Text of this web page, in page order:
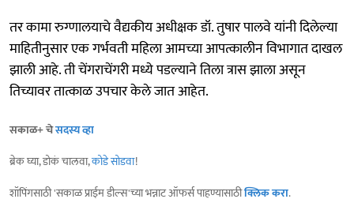
तर कामा रुग्णालयाचे वैद्यकीय अधीक्षक डॉ. तुषार पालवे यांनी दिलेल्या
माहितीनुसार एक गर्भवती महिला आमच्या आपत्कालीन विभागात दाखल
झाली आहे. ती चेंगराचेंगरी मध्ये पडल्याने तिला त्रास झाला असून
तिच्यावर तात्काळ उपचार केले जात आहेत.
सकाळ+ चेसदस्य व्हा
ब्रेक घ्या, डोकं चालवा,कोडे सोडवा!
शॉपिंगसाठी 'सकाळ प्राईम डील्स'च्या भन्नाट ऑफर्स पाहण्यासाठीक्लिक करा.